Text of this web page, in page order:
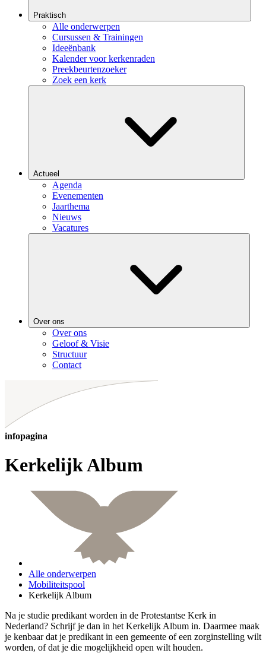
Praktisch
Alle onderwerpen
Cursussen & Trainingen
Ideeënbank
Kalender voor kerkenraden
Preekbeurtenzoeker
Zoek een kerk
Actueel
Agenda
Evenementen
Jaarthema
Nieuws
Vacatures
Over ons
Over ons
Geloof & Visie
Structuur
Contact
infopagina
Kerkelijk Album
Alle onderwerpen
Mobiliteitspool
Kerkelijk Album
Na je studie predikant worden in de Protestantse Kerk in
Nederland? Schrijf je dan in het Kerkelijk Album in. Daarmee maak
je kenbaar dat je predikant in een gemeente of een zorginstelling wilt
worden, of dat je die mogelijkheid open wilt houden.